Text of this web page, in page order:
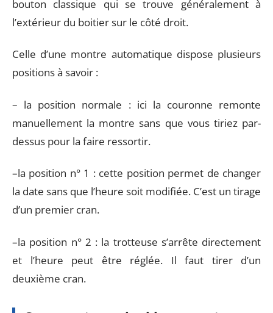
bouton classique qui se trouve généralement à
l’extérieur du boitier sur le côté droit.
Celle d’une montre automatique dispose plusieurs
positions à savoir :
– la position normale : ici la couronne remonte
manuellement la montre sans que vous tiriez par-
dessus pour la faire ressortir.
–la position n° 1 : cette position permet de changer
la date sans que l’heure soit modifiée. C’est un tirage
d’un premier cran.
–la position n° 2 : la trotteuse s’arrête directement
et l’heure peut être réglée. Il faut tirer d’un
deuxième cran.